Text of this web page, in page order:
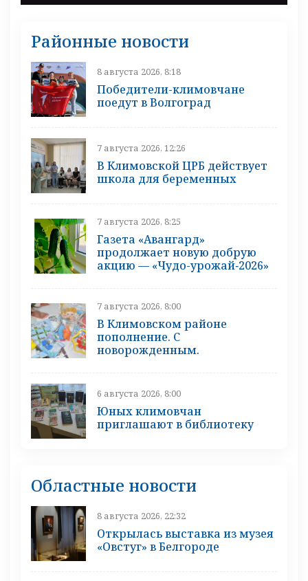
Районные новости
8 августа 2026, 8:18
Победители-климовчане
поедут в Волгоград
7 августа 2026, 12:26
В Климовской ЦРБ действует
школа для беременных
7 августа 2026, 8:25
Газета «Авангард»
продолжает новую добрую
акцию — «Чудо-урожай‑2026»
7 августа 2026, 8:00
В Климовском районе
пополнение. С
новорожденным.
6 августа 2026, 8:00
Юных климовчан
приглашают в библиотеку
Областные новости
8 августа 2026, 22:32
Открылась выставка из музея
«Овстуг» в Белгороде